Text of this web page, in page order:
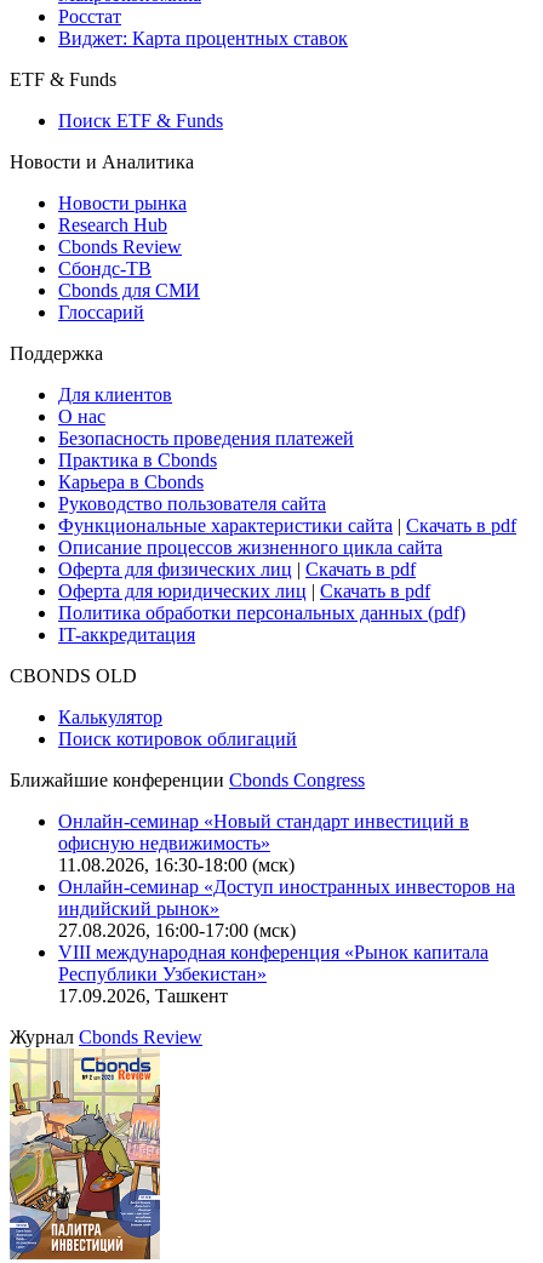
Росстат
Виджет: Карта процентных ставок
ETF & Funds
Поиск ETF & Funds
Новости и Аналитика
Новости рынка
Research Hub
Cbonds Review
Сбондс-ТВ
Cbonds для СМИ
Глоссарий
Поддержка
Для клиентов
О нас
Безопасность проведения платежей
Практика в Cbonds
Карьера в Cbonds
Руководство пользователя сайта
Функциональные характеристики сайта | Скачать в pdf
Описание процессов жизненного цикла сайта
Оферта для физических лиц | Скачать в pdf
Оферта для юридических лиц | Скачать в pdf
Политика обработки персональных данных (pdf)
IT-аккредитация
CBONDS OLD
Калькулятор
Поиск котировок облигаций
Ближайшие конференции Cbonds Congress
Онлайн-семинар «Новый стандарт инвестиций в
офисную недвижимость»
11.08.2026, 16:30-18:00 (мск)
Онлайн-семинар «Доступ иностранных инвесторов на
индийский рынок»
27.08.2026, 16:00-17:00 (мск)
VIII международная конференция «Рынок капитала
Республики Узбекистан»
17.09.2026, Ташкент
Журнал Cbonds Review